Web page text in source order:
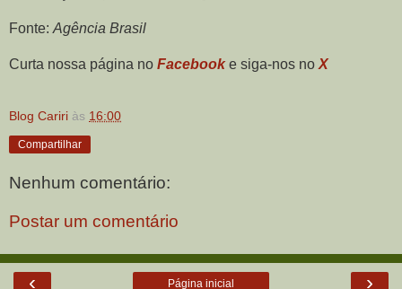
Fonte: Agência Brasil
Curta nossa página no Facebooke siga-nos no X
Blog Cariri às 16:00
Compartilhar
Nenhum comentário:
Postar um comentário
‹ ›
Página inicial